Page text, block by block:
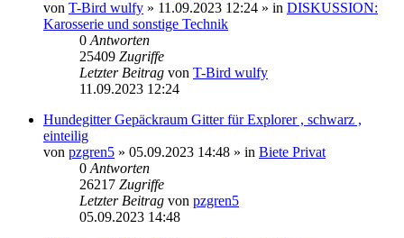
von T-Bird wulfy » 11.09.2023 12:24 » in DISKUSSION:
Karosserie und sonstige Technik
0 Antworten
25409 Zugriffe
Letzter Beitrag von T-Bird wulfy
11.09.2023 12:24
Hundegitter Gepäckraum Gitter für Explorer , schwarz ,
einteilig
von pzgren5 » 05.09.2023 14:48 » in Biete Privat
0 Antworten
26217 Zugriffe
Letzter Beitrag von pzgren5
05.09.2023 14:48